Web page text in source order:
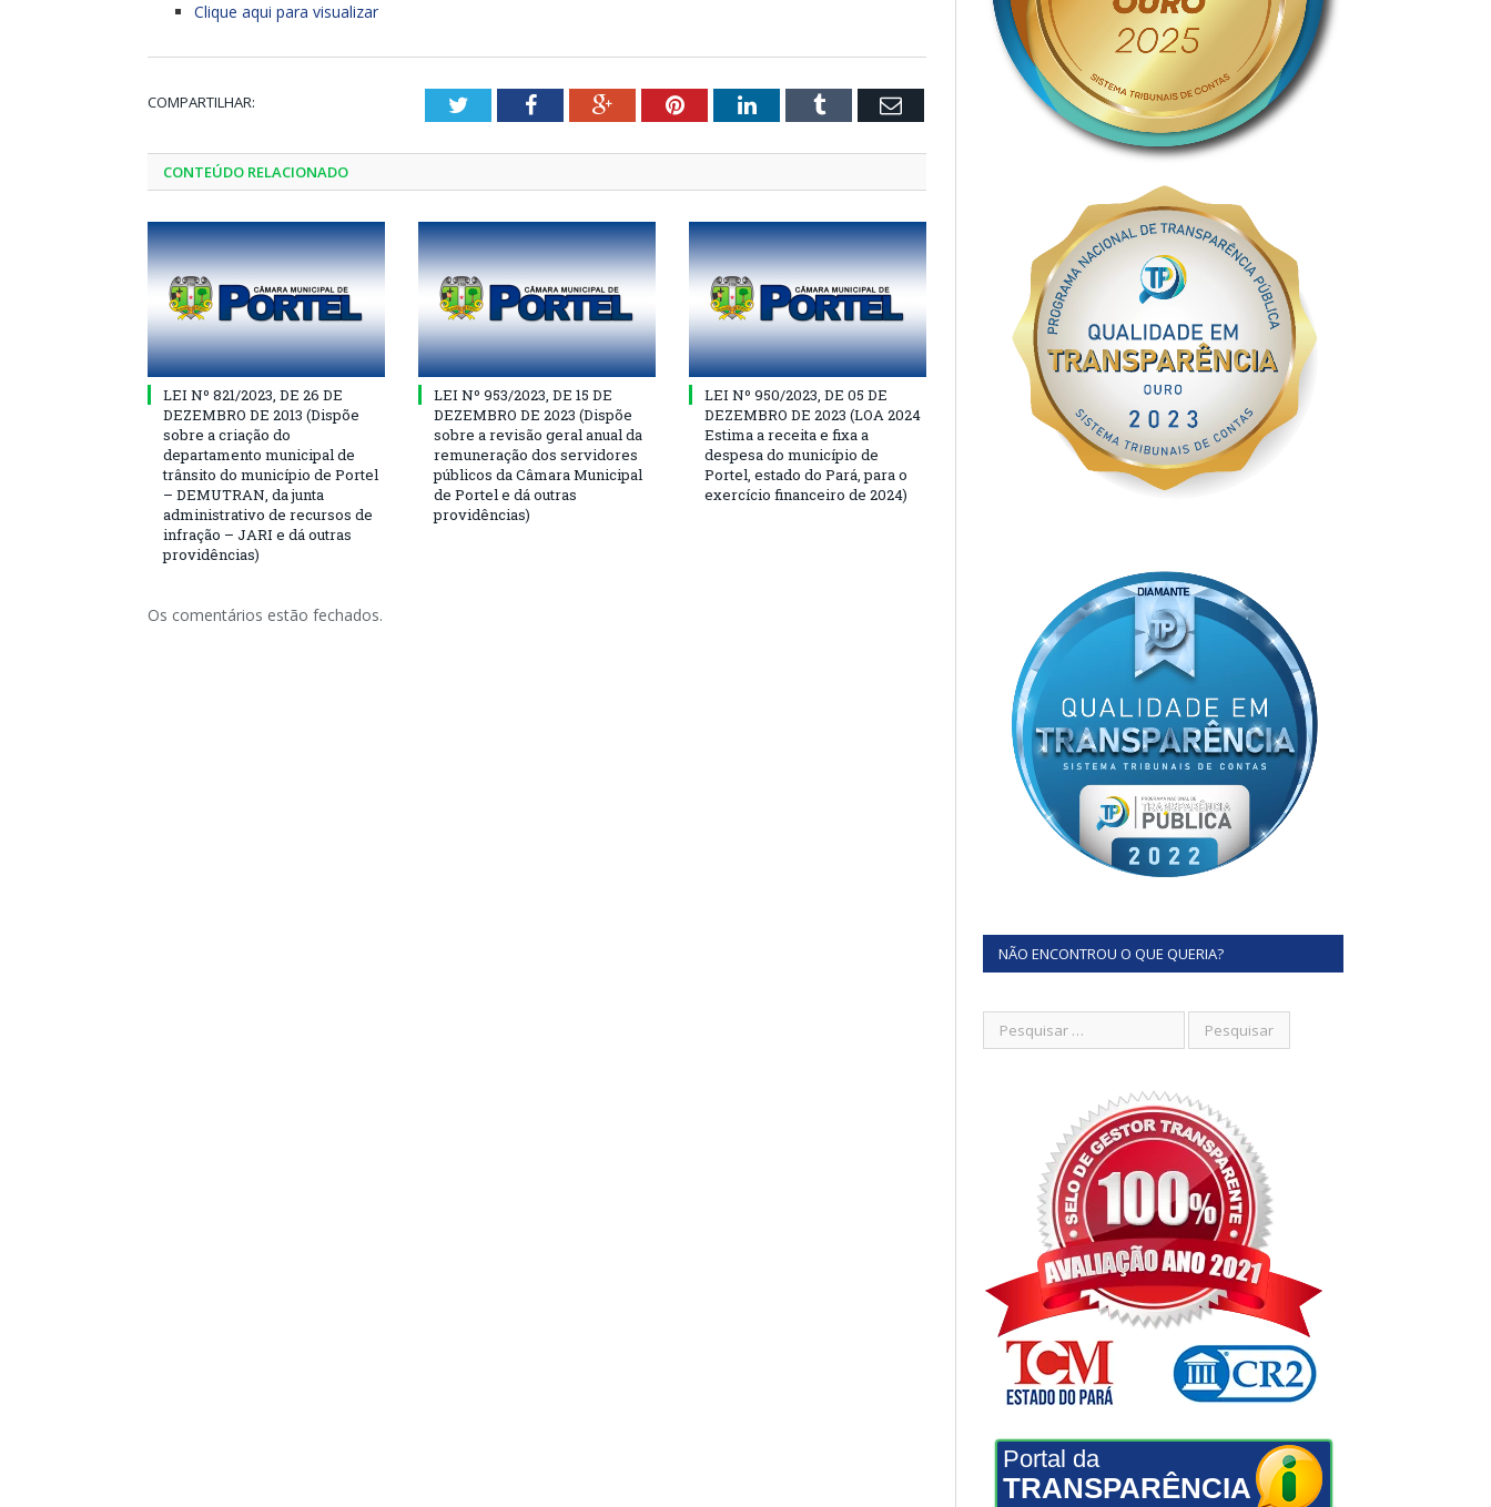
Clique aqui para visualizar
COMPARTILHAR: TwitterFacebookGoogle+PinterestLinkedInTumblr Email
CONTEÚDO RELACIONADO
LEI Nº 821/2023, DE 26 DE
DEZEMBRO DE 2013 (Dispõe
sobre a criação do
departamento municipal de
trânsito do município de Portel
– DEMUTRAN, da junta
administrativo de recursos de
infração – JARI e dá outras
providências)
LEI Nº 953/2023, DE 15 DE
DEZEMBRO DE 2023 (Dispõe
sobre a revisão geral anual da
remuneração dos servidores
públicos da Câmara Municipal
de Portel e dá outras
providências)
LEI Nº 950/2023, DE 05 DE
DEZEMBRO DE 2023 (LOA 2024
Estima a receita e fixa a
despesa do município de
Portel, estado do Pará, para o
exercício financeiro de 2024)
Os comentários estão fechados.
NÃO ENCONTROU O QUE QUERIA?
Portal da
TRANSPARÊNCIA